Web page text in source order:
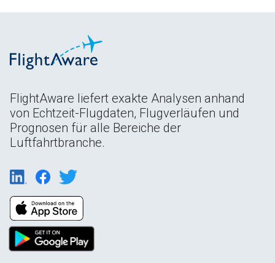
FlightAware liefert exakte Analysen anhand
von Echtzeit-Flugdaten, Flugverläufen und
Prognosen für alle Bereiche der
Luftfahrtbranche.